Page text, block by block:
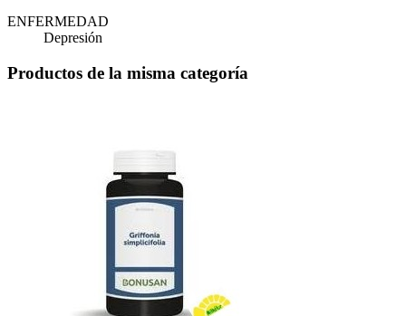
ENFERMEDAD
Depresión
Productos de la misma categoría